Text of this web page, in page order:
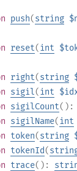
push(string
reset(int
right(string
sigil(int
sigilCount():
sigilName(int
token(string
tokenId(
trace():